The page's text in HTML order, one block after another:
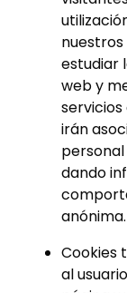
estudiar
web y
irán
dando
anónima.
Cookies
al